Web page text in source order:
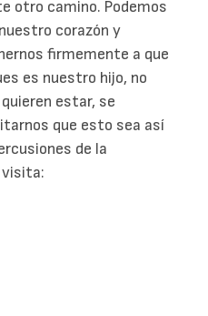
otro camino. Podemos
corazón y
firmemente a que
es nuestro hijo, no
estar, se
que esto sea así
de la
visita: